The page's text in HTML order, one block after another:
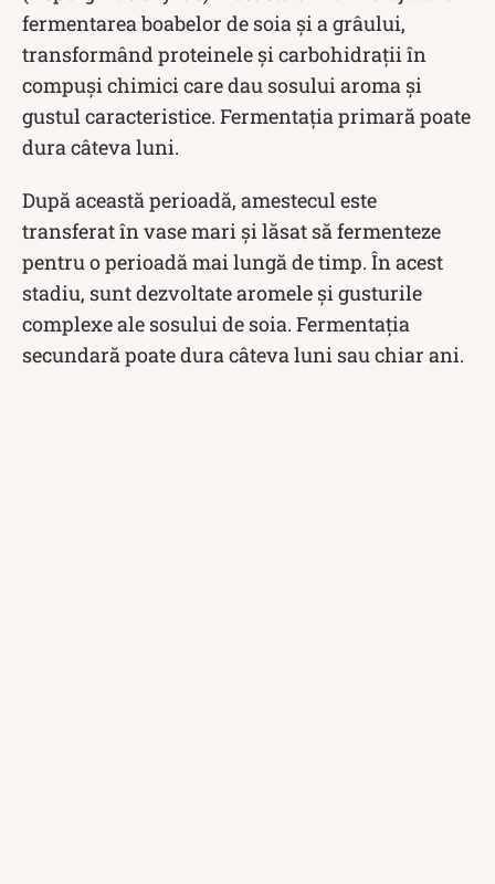
fermentarea boabelor de soia și a grâului,
transformând proteinele și carbohidrații în
compuși chimici care dau sosului aroma și
gustul caracteristice. Fermentația primară poate
dura câteva luni.
După această perioadă, amestecul este
transferat în vase mari și lăsat să fermenteze
pentru o perioadă mai lungă de timp. În acest
stadiu, sunt dezvoltate aromele și gusturile
complexe ale sosului de soia. Fermentația
secundară poate dura câteva luni sau chiar ani.